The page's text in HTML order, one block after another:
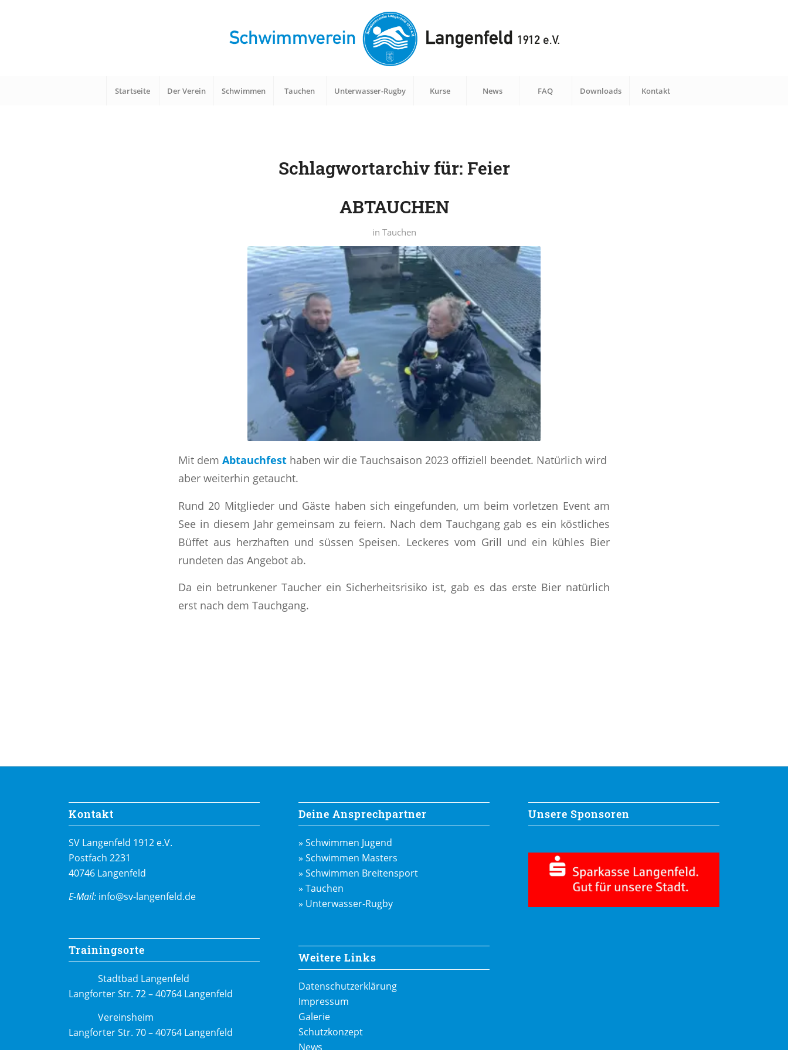
Startseite Der Verein Schwimmen Tauchen Unterwasser-Rugby Kurse News FAQ Downloads Kontakt
Schlagwortarchiv für: Feier
ABTAUCHEN
in Tauchen
Mit dem Abtauchfest haben wir die Tauchsaison 2023 offiziell beendet. Natürlich wird
aber weiterhin getaucht.
Rund 20 Mitglieder und Gäste haben sich eingefunden, um beim vorletzen Event am
See in diesem Jahr gemeinsam zu feiern. Nach dem Tauchgang gab es ein köstliches
Büffet aus herzhaften und süssen Speisen. Leckeres vom Grill und ein kühles Bier
rundeten das Angebot ab.
Da ein betrunkener Taucher ein Sicherheitsrisiko ist, gab es das erste Bier natürlich
erst nach dem Tauchgang.
Kontakt
SV Langenfeld 1912 e.V.
Postfach 2231
40746 Langenfeld
E-Mail: info@sv-langenfeld.de
Trainingsorte
Stadtbad Langenfeld
Langforter Str. 72 – 40764 Langenfeld
Vereinsheim
Langforter Str. 70 – 40764 Langenfeld
Deine Ansprechpartner
» Schwimmen Jugend
» Schwimmen Masters
» Schwimmen Breitensport
» Tauchen
» Unterwasser-Rugby
Weitere Links
Datenschutzerklärung
Impressum
Galerie
Schutzkonzept
News
Unsere Sponsoren